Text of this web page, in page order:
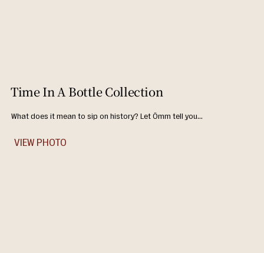
Time In A Bottle Collection
What does it mean to sip on history? Let Ômm tell you...
VIEW PHOTO